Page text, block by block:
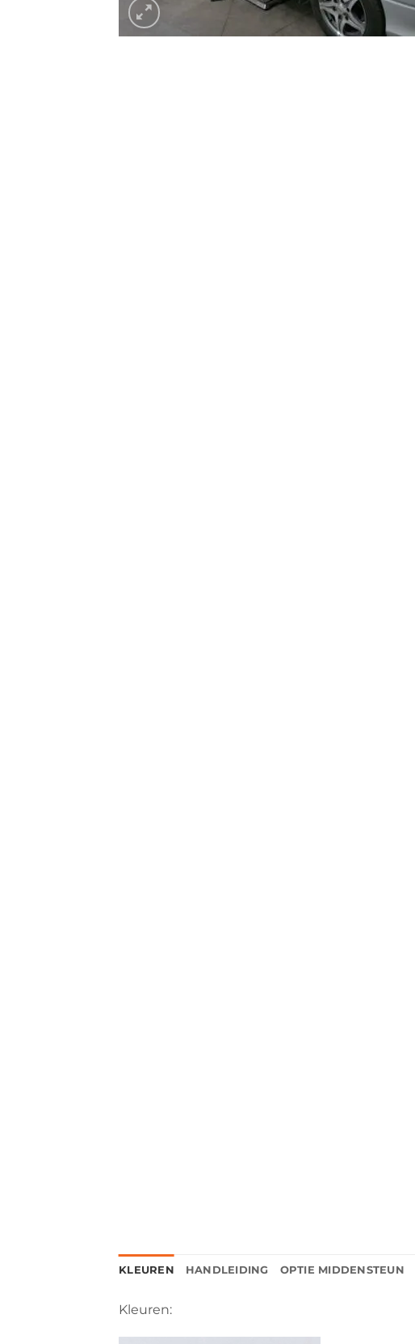
KLEUREN HANDLEIDING OPTIE MIDDENSTEUN
Kleuren: